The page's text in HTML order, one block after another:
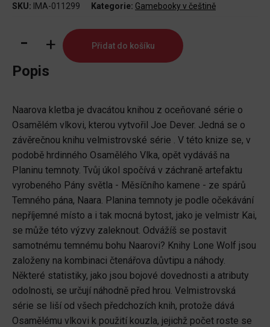
SKU: IMA-011299 Kategorie: Gamebooky v češtině
Wolf:
Naarova
Přidat do košíku
Popis
Naarova kletba je dvacátou knihou z oceňované série o
Osamělém vlkovi, kterou vytvořil Joe Dever. Jedná se o
závěrečnou knihu velmistrovské série . V této knize se, v
podobě hrdinného Osamělého Vlka, opět vydáváš na
Planinu temnoty. Tvůj úkol spočívá v záchraně artefaktu
vyrobeného Pány světla - Měsíčního kamene - ze spárů
Temného pána, Naara. Planina temnoty je podle očekávání
nepříjemné místo a i tak mocná bytost, jako je velmistr Kai,
se může této výzvy zaleknout. Odvážíš se postavit
samotnému temnému bohu Naarovi? Knihy Lone Wolf jsou
založeny na kombinaci čtenářova důvtipu a náhody.
Některé statistiky, jako jsou bojové dovednosti a atributy
odolnosti, se určují náhodně před hrou. Velmistrovská
série se liší od všech předchozích knih, protože dává
Osamělému vlkovi k použití kouzla, jejichž počet roste se